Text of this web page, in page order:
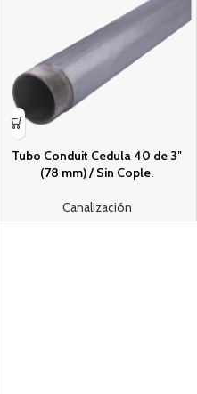
Tubo Conduit Cedula 40 de 3″
(78 mm) / Sin Cople.
Canalización